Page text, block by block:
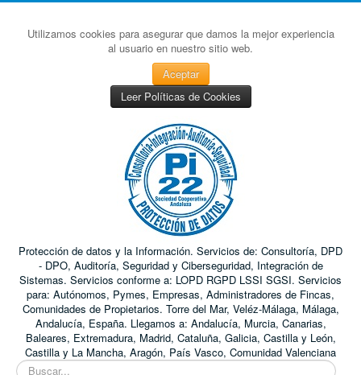
Utilizamos cookies para asegurar que damos la mejor experiencia
al usuario en nuestro sitio web.
Aceptar
Leer Políticas de Cookies
Protección de datos y la Información. Servicios de: Consultoría, DPD
- DPO, Auditoría, Seguridad y Ciberseguridad, Integración de
Sistemas. Servicios conforme a: LOPD RGPD LSSI SGSI. Servicios
para: Autónomos, Pymes, Empresas, Administradores de Fincas,
Comunidades de Propietarios. Torre del Mar, Veléz-Málaga, Málaga,
Andalucía, España. Llegamos a: Andalucía, Murcia, Canarias,
Baleares, Extremadura, Madrid, Cataluña, Galicia, Castilla y León,
Castilla y La Mancha, Aragón, País Vasco, Comunidad Valenciana
Buscar...